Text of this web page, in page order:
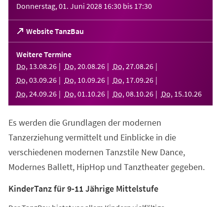
Donnerstag, 01. Juni 2028 16:30 bis 17:30
Website TanzBau
(Öffnet
in
einem
neuen
Tab)
Weitere Termine
Do, 13.08.26 Do, 20.08.26 Do, 27.08.26
Do, 03.09.26 Do, 10.09.26 Do, 17.09.26
Do, 24.09.26 Do, 01 .10.26 Do, 08.10.26 Do, 15.10.26
Es werden die Grundlagen der modernen
Tanzerziehung vermittelt und Einblicke in die
verschiedenen modernen Tanzstile New Dance,
Modernes Ballett, HipHop und Tanztheater gegeben.
KinderTanz für 9-11 Jährige Mittelstufe